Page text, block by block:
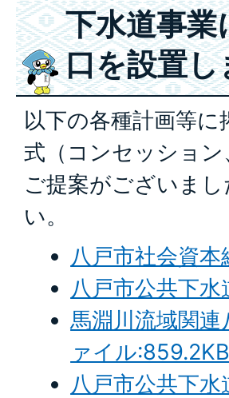
下水道事業
口を設置し
以下の各種計画等
式（コンセッショ
ご提案がございま
い。
八戸市社会資
八戸市公共下
馬淵川流域関
ァイル
八戸市公共下